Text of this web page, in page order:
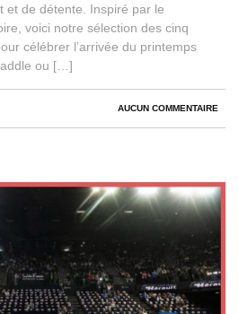
et de détente. Inspiré par le
voici notre sélection des cinq
célébrer l’arrivée du printemps
ou […]
AUCUN COMMENTAIRE